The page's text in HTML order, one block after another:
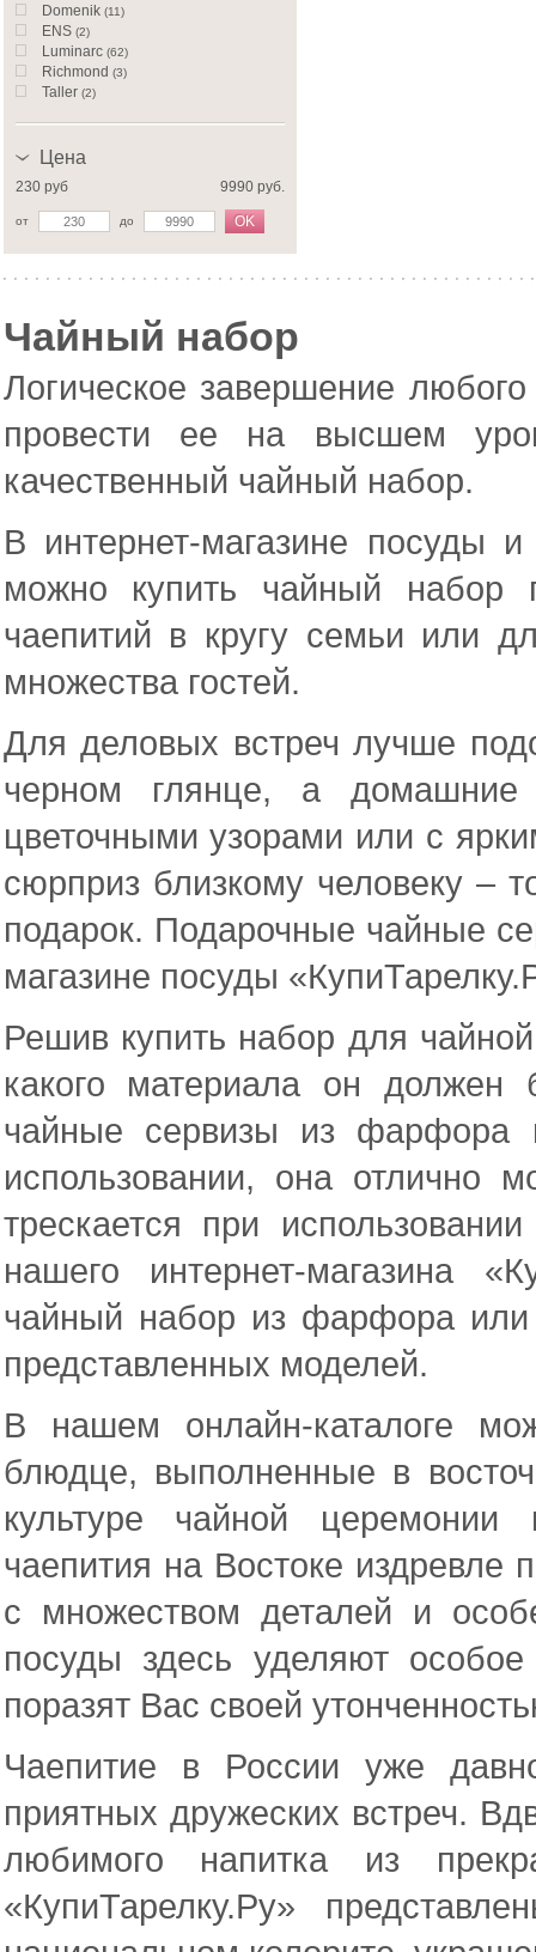
Domenik (11)
ENS (2)
Luminarc (62)
Richmond (3)
Taller (2)
Цена
230 руб 9990 руб.
от до OK
Чайный набор
Логическое завершение
провести ее на высшем
качественный чайный набор.
В интернет-магазине посуды
можно купить чайный
чаепитий в кругу семьи или
множества гостей.
Для деловых встреч лучше
черном глянце, а домашние
цветочными узорами или с
сюрприз близкому человеку –
подарок. Подарочные чайные
магазине посуды
Решив купить набор для
какого материала он
чайные сервизы из фарфора
использовании, она отлично
трескается при
нашего интернет-магазина
чайный набор из фарфора или
представленных моделей.
В нашем онлайн-каталоге
блюдце, выполненные в
культуре чайной
чаепития на Востоке издревле
с множеством деталей и
посуды здесь уделяют
поразят Вас своей
Чаепитие в России уже
приятных дружеских встреч.
любимого напитка из
«КупиТарелку.Ру»